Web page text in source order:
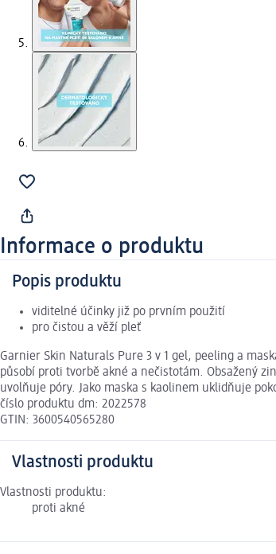
Informace o produktu
Popis produktu
viditelné účinky již po prvním použití
pro čistou a věží pleť
Garnier Skin Naturals Pure 3 v 1 gel, peeling a
působí proti tvorbě akné a nečistotám. Obsažený
uvolňuje póry. Jako maska s kaolinem uklidňuje
číslo produktu dm: 2022578
GTIN: 3600540565280
Vlastnosti produktu
Vlastnosti produktu:
proti akné